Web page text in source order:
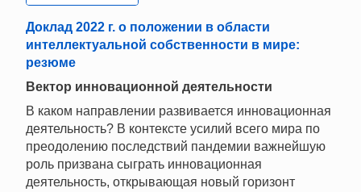
Доклад 2022 г. о положении в области
интеллектуальной собственности в мире:
резюме
Вектор инновационной деятельности
В каком направлении развивается инновационная
деятельность? В контексте усилий всего мира по
преодолению последствий пандемии важнейшую
роль призвана сыграть инновационная
деятельность, открывающая новый горизонт